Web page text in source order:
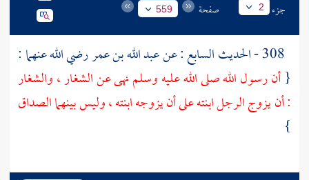
جزء 2 صفحة 559
عبد الله بن عمررضي الله عنهما :
{أن رسول الله صلى الله عليه وسلم نهى عن الشغار ، والشغار
: أن يزوج الرجل ابنته على أن يزوجه ابنته ، وليس بينهما الصداق
}